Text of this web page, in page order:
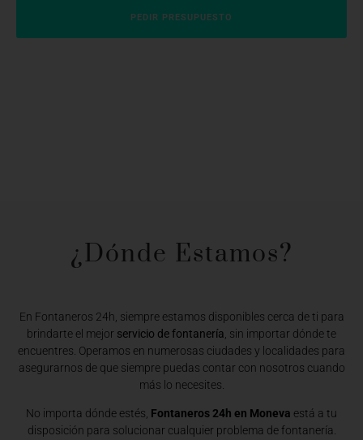
PEDIR PRESUPUESTO
¿Dónde Estamos?​
En Fontaneros 24h, siempre estamos disponibles cerca de ti para
brindarte el mejor servicio de fontanería , sin importar dónde te
encuentres. Operamos en numerosas ciudades y localidades para
asegurarnos de que siempre puedas contar con nosotros cuando
más lo necesites.
No importa dónde estés, Fontaneros 24h en Moneva está a tu
disposición para solucionar cualquier problema de fontanería.